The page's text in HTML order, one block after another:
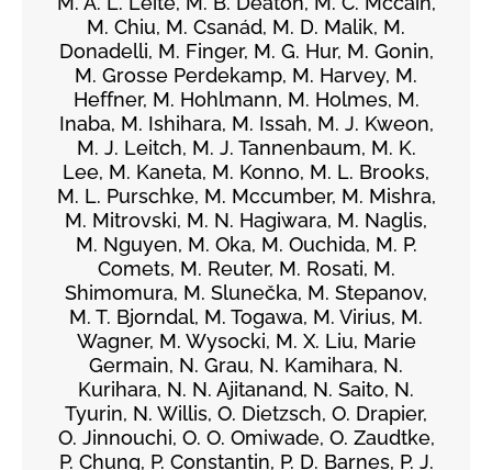
M. Chiu, M. Csanád, M. D. Malik, M.
Donadelli, M. Finger, M. G. Hur, M. Gonin,
M. Grosse Perdekamp, M. Harvey, M.
Heffner, M. Hohlmann, M. Holmes, M.
Inaba, M. Ishihara, M. Issah, M. J. Kweon,
M. J. Leitch, M. J. Tannenbaum, M. K.
Lee, M. Kaneta, M. Konno, M. L. Brooks,
M. L. Purschke, M. Mccumber, M. Mishra,
M. Mitrovski, M. N. Hagiwara, M. Naglis,
M. Nguyen, M. Oka, M. Ouchida, M. P.
Comets, M. Reuter, M. Rosati, M.
Shimomura, M. Slunečka, M. Stepanov,
M. T. Bjorndal, M. Togawa, M. Virius, M.
Wagner, M. Wysocki, M. X. Liu, Marie
Germain, N. Grau, N. Kamihara, N.
Kurihara, N. N. Ajitanand, N. Saito, N.
Tyurin, N. Willis, O. Dietzsch, O. Drapier,
O. Jinnouchi, O. O. Omiwade, O. Zaudtke,
P. Chung, P. Constantin, P. D. Barnes, P. J.